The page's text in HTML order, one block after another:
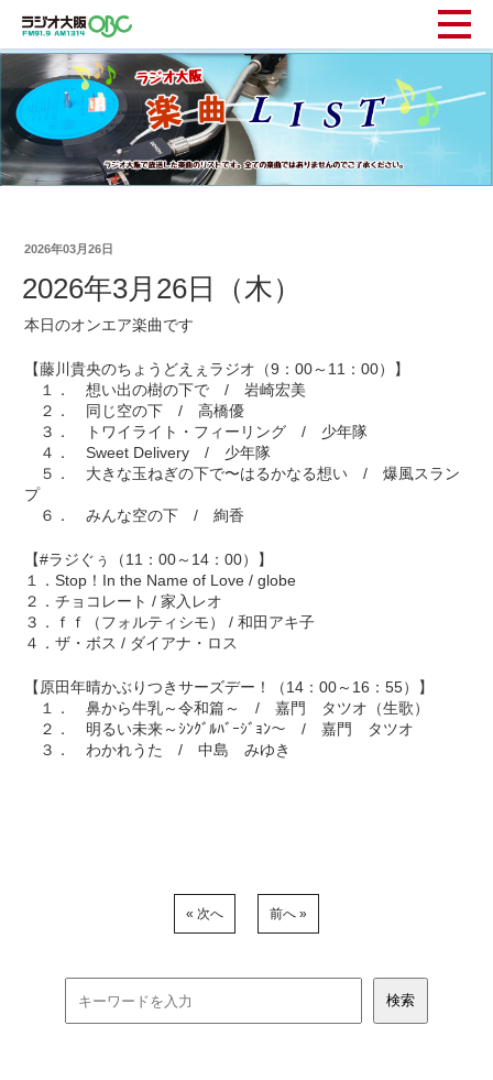
2026年03月26日
2026年3月26日（木）
本日のオンエア楽曲です
【藤川貴央のちょうどえぇラジオ（9：00～11：00）】
１． 想い出の樹の下で / 岩崎宏美
２． 同じ空の下 / 高橋優
３． トワイライト・フィーリング / 少年隊
４． Sweet Delivery / 少年隊
５． 大きな玉ねぎの下で〜はるかなる想い / 爆風スラン
プ
６． みんな空の下 / 絢香
【#ラジぐぅ（11：00～14：00）】
１．Stop！In the Name of Love / globe
２．チョコレート / 家入レオ
３．ｆｆ（フォルティシモ） / 和田アキ子
４．ザ・ボス / ダイアナ・ロス
【原田年晴かぶりつきサーズデー！（14：00～16：55）】
１． 鼻から牛乳～令和篇～ / 嘉門 タツオ（生歌）
２． 明るい未来～ｼﾝｸﾞﾙﾊﾞｰｼﾞｮﾝ～ / 嘉門 タツオ
３． わかれうた / 中島 みゆき
« 次へ 前へ »